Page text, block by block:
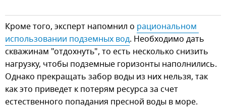
Кроме того, эксперт напомнил о рациональном
использовании подземных вод. Необходимо дать
скважинам "отдохнуть", то есть несколько снизить
нагрузку, чтобы подземные горизонты наполнились.
Однако прекращать забор воды из них нельзя, так
как это приведет к потерям ресурса за счет
естественного попадания пресной воды в море.